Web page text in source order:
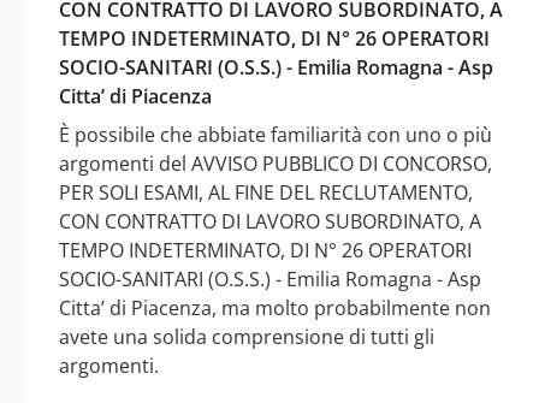
CON CONTRATTO DI LAVORO SUBORDINATO, A
TEMPO INDETERMINATO, DI N° 26 OPERATORI
SOCIO-SANITARI (O.S.S.) - Emilia Romagna - Asp
Citta’ di Piacenza
È possibile che abbiate familiarità con uno o più
argomenti del AVVISO PUBBLICO DI CONCORSO,
PER SOLI ESAMI, AL FINE DEL RECLUTAMENTO,
CON CONTRATTO DI LAVORO SUBORDINATO, A
TEMPO INDETERMINATO, DI N° 26 OPERATORI
SOCIO-SANITARI (O.S.S.) - Emilia Romagna - Asp
Citta’ di Piacenza, ma molto probabilmente non
avete una solida comprensione di tutti gli
argomenti.